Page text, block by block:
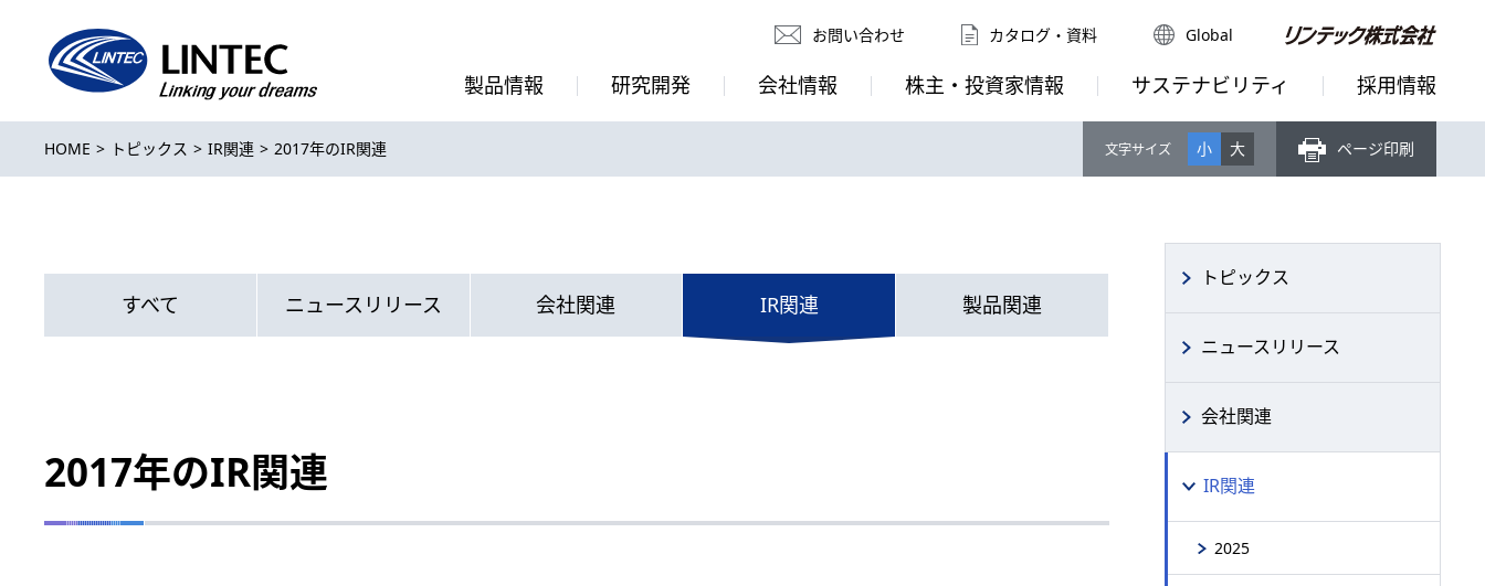
お問い合わせ カタログ・資料 Global
製品情報 研究開発 会社情報 株主・投資家情報 サステナビリティ 採用情報
HOME トピックス IR関連 2017年のIR関連 文字サイズ 小 大 ページ印刷
すべて ニュースリリース 会社関連 IR関連 製品関連
2017年のIR関連
トピックス
ニュースリリース
会社関連
IR関連
2025